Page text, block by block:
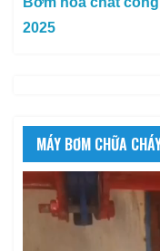
2025
MÁY BƠM CHỮA
Trình
chơi